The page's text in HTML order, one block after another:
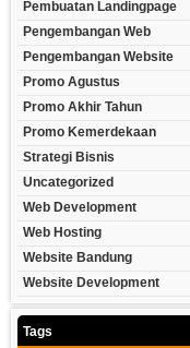
Pembuatan Landingpage
Pengembangan Web
Pengembangan Website
Promo Agustus
Promo Akhir Tahun
Promo Kemerdekaan
Strategi Bisnis
Uncategorized
Web Development
Web Hosting
Website Bandung
Website Development
Tags